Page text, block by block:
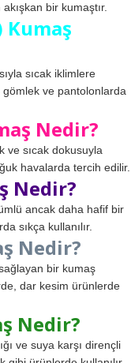
bir kumaştır.
Kumaş
sıcak iklimlere
gömlek ve pantolonlarda
Nedir?
ve sıcak dokusuyla
havalarda tercih edilir.
Nedir?
ancak daha hafif bir
sıkça kullanılır.
Nedir?
bir kumaş
dar kesim ürünlerde
Nedir?
ve suya karşı dirençli